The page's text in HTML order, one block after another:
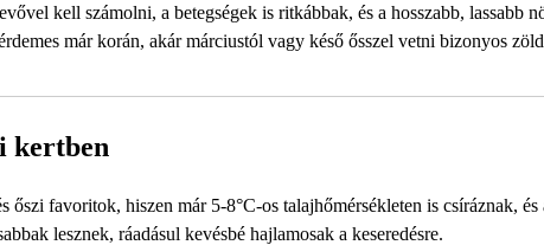
kell számolni, a betegségek is ritkábbak, és a hosszabb, lassabb
már korán, akár márciustól vagy késő ősszel vetni bizonyos
kertben
őszi favoritok, hiszen már 5-8°C-os talajhőmérsékleten is csíráznak, és
lesznek, ráadásul kevésbé hajlamosak a keseredésre.